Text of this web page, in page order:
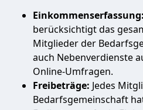
Einkommenserfassung:
berücksichtigt das
Mitglieder der
auch Nebenverdienste
Online-Umfragen.
Freibeträge: Jedes
Bedarfsgemeinschaft